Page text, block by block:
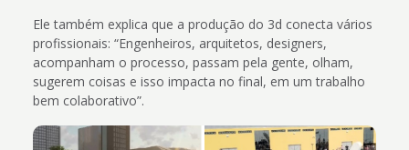
Ele também explica que a produção do 3d conecta vários
profissionais: “Engenheiros, arquitetos, designers,
acompanham o processo, passam pela gente, olham,
sugerem coisas e isso impacta no final, em um trabalho
bem colaborativo”.